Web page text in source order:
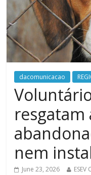
dacomunicacao
resgatam
nem
June 23, 2026 ESEV